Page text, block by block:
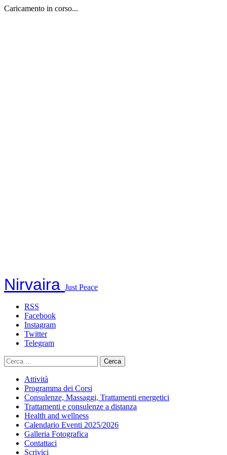
Caricamento in corso...
Nirvaira Just Peace
RSS
Facebook
Instagram
Twitter
Telegram
Ricerca
per:
Attività
Programma dei Corsi
Consulenze, Massaggi, Trattamenti energetici
Trattamenti e consulenze a distanza
Health and wellness
Calendario Eventi 2025/2026
Galleria Fotografica
Contattaci
Scrivici